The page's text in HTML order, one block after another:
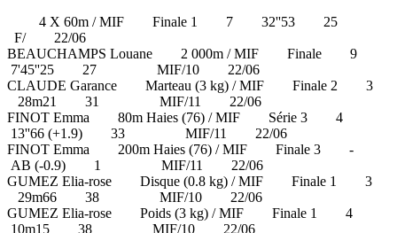
4 X 60m / MIF Finale 1 7 32''53 25
F/ 22/06
BEAUCHAMPS Louane 2 000m / MIF Finale 9
7'45''25 27 MIF/10 22/06
CLAUDE Garance Marteau (3 kg) / MIF Finale 2 3
28m21 31 MIF/11 22/06
FINOT Emma 80m Haies (76) / MIF Série 3 4
13''66 (+1.9) 33 MIF/11 22/06
FINOT Emma 200m Haies (76) / MIF Finale 3 -
AB (-0.9) 1 MIF/11 22/06
GUMEZ Elia-rose Disque (0.8 kg) / MIF Finale 1 3
29m66 38 MIF/10 22/06
GUMEZ Elia-rose Poids (3 kg) / MIF Finale 1 4
10m15 38 MIF/10 22/06